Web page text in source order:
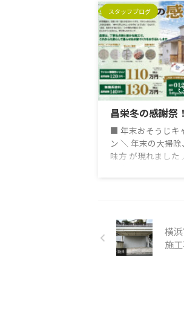
え、こうしてまた
の始まりにご挨拶
を嬉しく思います
も、たくさんのご
れた一年でした。
せいただいたお客
場や事務で支えて
間、関わってくだ
ての方に、心より
げます。 昌栄はこ
も、「お客様の想
と聞くこと」「そ
って本当に良いこ
スタッフブログ
昌栄冬の感謝祭
■ 年末おそうじキ
ン ＼ 年末の大掃
味方 が現れました
す。 今年の年末は
気”より“昌栄”を
さい。ガスコンロ
ード・トイレ交換
横
施